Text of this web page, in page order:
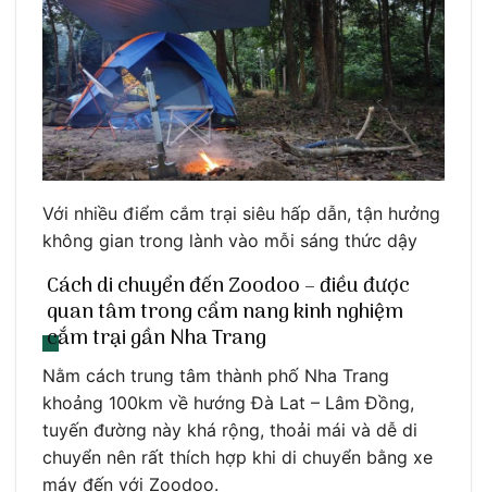
Với nhiều điểm cắm trại siêu hấp dẫn, tận hưởng
không gian trong lành vào mỗi sáng thức dậy
Cách di chuyển đến Zoodoo – điều được
quan tâm trong cẩm nang kinh nghiệm
cắm trại gần Nha Trang
Nằm cách trung tâm thành phố Nha Trang
khoảng 100km về hướng Đà Lat – Lâm Đồng,
tuyến đường này khá rộng, thoải mái và dễ di
chuyển nên rất thích hợp khi di chuyển bằng xe
máy đến với Zoodoo.